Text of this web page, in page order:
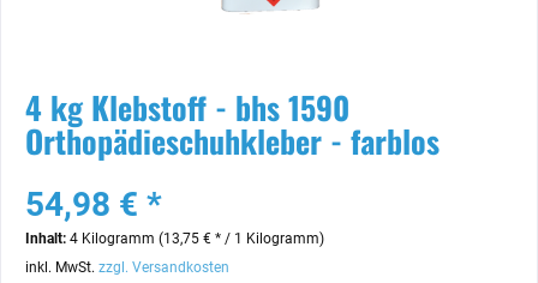
4 kg Klebstoff - bhs 1590
Orthopädieschuhkleber - farblos
54,98 € *
Inhalt: 4 Kilogramm (13,75 € * / 1 Kilogramm)
inkl. MwSt. zzgl. Versandkosten